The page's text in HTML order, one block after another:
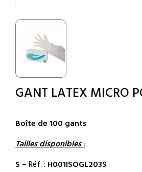
GANT LATEX MICRO
Boîte de 100 gants
Tailles disponibles:
S – Réf. : H001ISOGL203S